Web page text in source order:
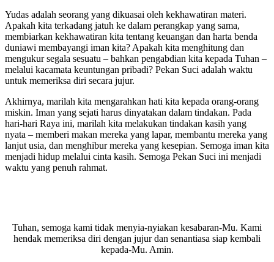
Yudas adalah seorang yang dikuasai oleh kekhawatiran materi.
Apakah kita terkadang jatuh ke dalam perangkap yang sama,
membiarkan kekhawatiran kita tentang keuangan dan harta benda
duniawi membayangi iman kita? Apakah kita menghitung dan
mengukur segala sesuatu – bahkan pengabdian kita kepada Tuhan –
melalui kacamata keuntungan pribadi? Pekan Suci adalah waktu
untuk memeriksa diri secara jujur.
Akhirnya, marilah kita mengarahkan hati kita kepada orang-orang
miskin. Iman yang sejati harus dinyatakan dalam tindakan. Pada
hari-hari Raya ini, marilah kita melakukan tindakan kasih yang
nyata – memberi makan mereka yang lapar, membantu mereka yang
lanjut usia, dan menghibur mereka yang kesepian. Semoga iman kita
menjadi hidup melalui cinta kasih. Semoga Pekan Suci ini menjadi
waktu yang penuh rahmat.
Tuhan, semoga kami tidak menyia-nyiakan kesabaran-Mu. Kami
hendak memeriksa diri dengan jujur dan senantiasa siap kembali
kepada-Mu. Amin.